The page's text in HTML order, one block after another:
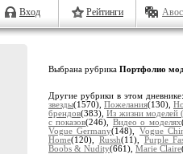
Вход Рейтинги
Выбрана рубрика Портфолио
Другие рубрики в этом
звезды(1570), Пожелания(130),
брендов(383),Из жизни моделей
с показов(246), Видео о моделях
Vogue Germany(148), Vogue
Home(120), Russh(11), Purple
Boobs & Nudity(661), Marie Claire